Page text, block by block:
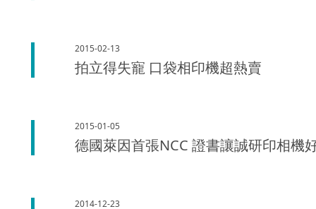
2015-02-13
拍立得失寵 口袋相印機超熱賣
2015-01-05
德國萊因首張NCC 證書讓誠研印相機
2014-12-23